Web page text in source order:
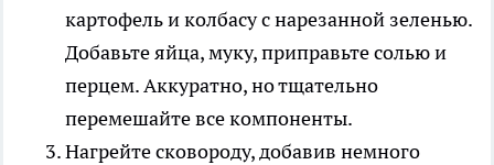
картофель и колбасу с нарезанной зеленью.
Добавьте яйца, муку, приправьте солью и
перцем. Аккуратно, но тщательно
перемешайте все компоненты.
Нагрейте сковороду, добавив немного